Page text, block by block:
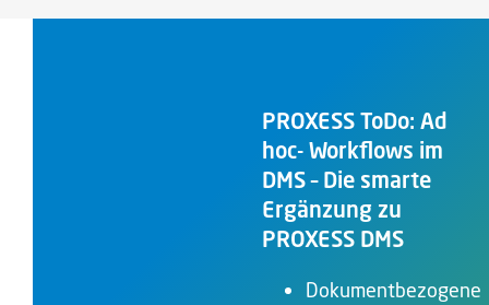
PROXESS ToDo: Ad
hoc- Workflows im
DMS – Die smarte
Ergänzung zu
PROXESS DMS
Dokumentbezogene